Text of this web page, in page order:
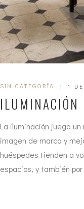
SIN CATEGORÍA | 1
ILUMINACIÓN
La iluminación juega
imagen de marca y
huéspedes tienden a
espacios, y también